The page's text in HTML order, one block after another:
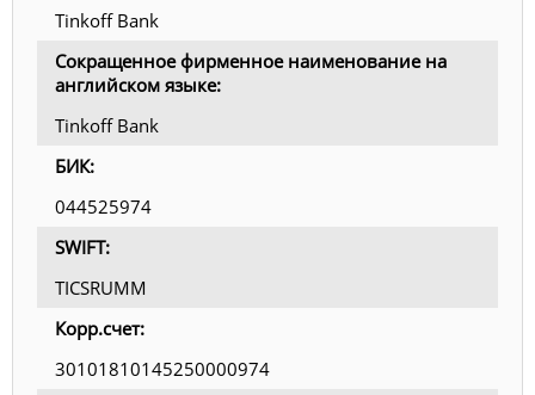
Tinkoff Bank
Сокращенное фирменное наименование на
английском языке:
Tinkoff Bank
БИК:
044525974
SWIFT:
TICSRUMM
Корр.счет:
30101810145250000974